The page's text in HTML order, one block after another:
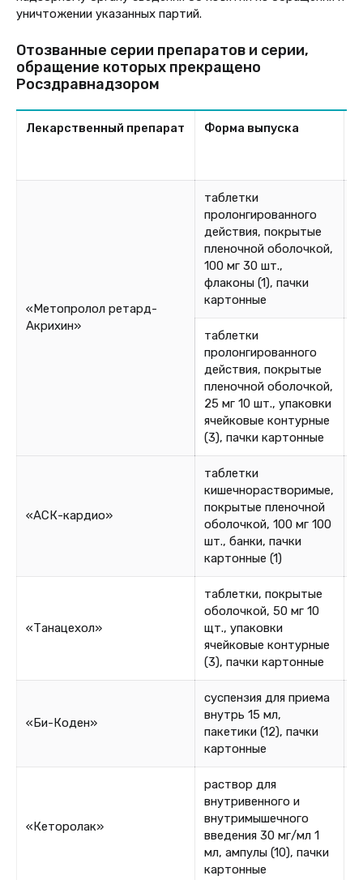
уничтожении указанных партий.
Отозванные серии препаратов и серии,
обращение которых прекращено
Росздравнадзором
Лекарственный препарат Форма выпуска
«Метопролол ретард-
Акрихин»
таблетки
пролонгированного
действия, покрытые
пленочной оболочкой,
100 мг 30 шт.,
флаконы (1), пачки
картонные
таблетки
пролонгированного
действия, покрытые
пленочной оболочкой,
25 мг 10 шт., упаковки
ячейковые контурные
(3), пачки картонные
«АСК-кардио»
таблетки
кишечнорастворимые,
покрытые пленочной
оболочкой, 100 мг 100
шт., банки, пачки
картонные (1)
«Танацехол»
таблетки, покрытые
оболочкой, 50 мг 10
щт., упаковки
ячейковые контурные
(3), пачки картонные
«Би-Коден»
суспензия для приема
внутрь 15 мл,
пакетики (12), пачки
картонные
«Кеторолак»
раствор для
внутривенного и
внутримышечного
введения 30 мг/мл 1
мл, ампулы (10), пачки
картонные